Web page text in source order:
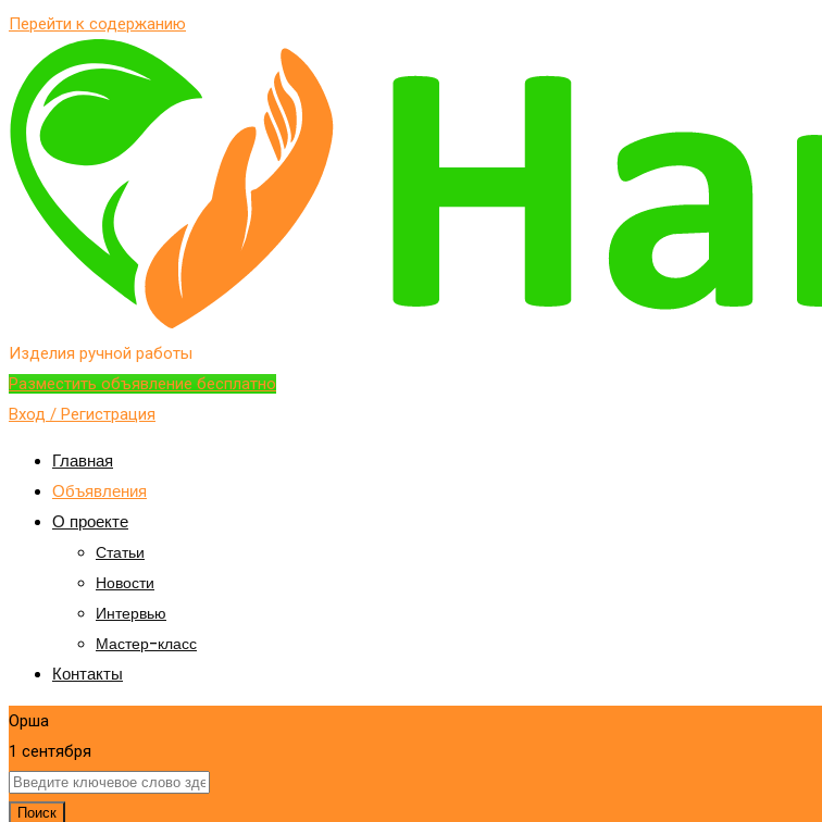
Перейти к содержанию
Изделия ручной работы
Разместить объявление бесплатно
Вход / Регистрация
Главная
Объявления
О проекте
Статьи
Новости
Интервью
Мастер-класс
Контакты
Орша
1 сентября
Поиск